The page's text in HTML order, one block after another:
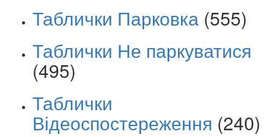
Таблички Парковка (555)
Таблички Не паркуватися
(495)
Таблички
Відеоспостереження (240)